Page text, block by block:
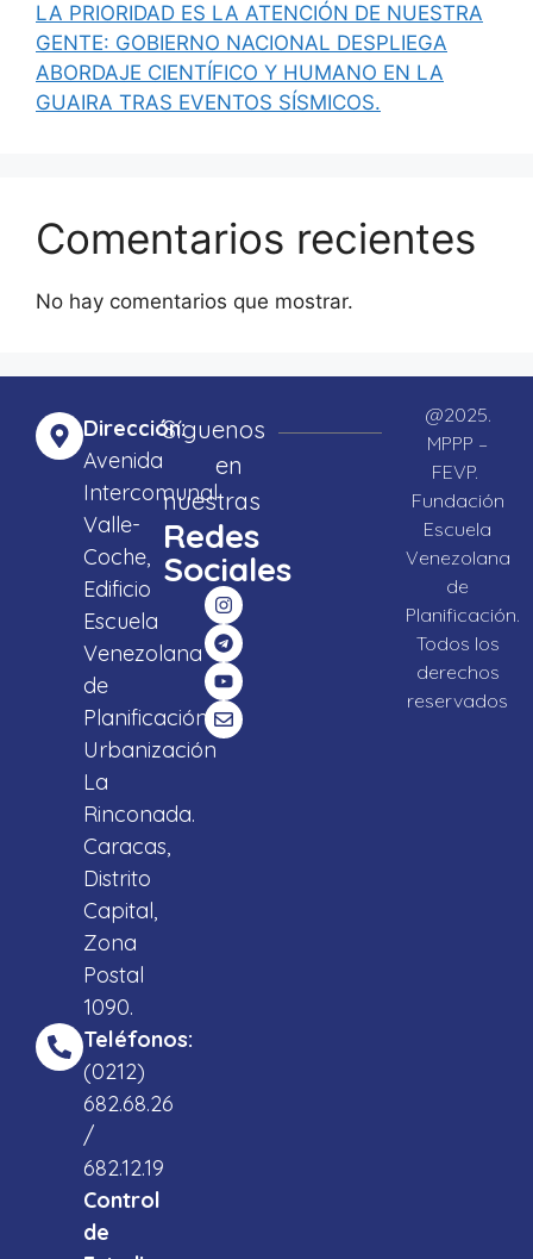
LA PRIORIDAD ES LA ATENCIÓN DE NUESTRA
GENTE: GOBIERNO NACIONAL DESPLIEGA
ABORDAJE CIENTÍFICO Y HUMANO EN LA
GUAIRA TRAS EVENTOS SÍSMICOS.
Comentarios recientes
No hay comentarios que mostrar.
Dirección:
Avenida
Intercomunal
Valle-
Coche,
Edificio
Escuela
Venezolana
de
Planificación,
Urbanización
La
Rinconada.
Caracas,
Distrito
Capital,
Zona
Postal
1090.
Teléfonos:
(0212)
682.68.26
/
682.12.19
Control
de
Síguenos
en
nuestras
Redes
Sociales
@2025.
MPPP –
FEVP.
Fundación
Escuela
Venezolana
de
Planificación.
Todos los
derechos
reservados